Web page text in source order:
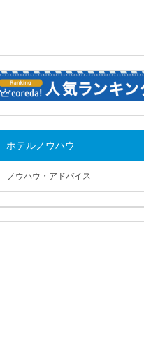
ホテルノウハウ
ノウハウ・アドバイス